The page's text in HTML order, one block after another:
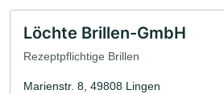
Löchte Brillen-GmbH
Rezeptpflichtige Brillen
Marienstr. 8, 49808 Lingen